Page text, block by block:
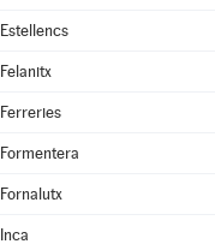
Estellencs
Felanitx
Ferreries
Formentera
Fornalutx
Inca